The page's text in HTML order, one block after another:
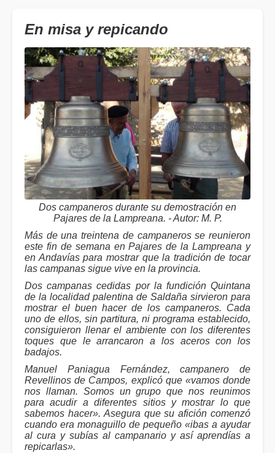
En misa y repicando
Dos campaneros durante su demostración en
Pajares de la Lampreana. - Autor: M. P.
Más de una treintena de campaneros se reunieron
este fin de semana en Pajares de la Lampreana y
en Andavías para mostrar que la tradición de tocar
las campanas sigue vive en la provincia.
Dos campanas cedidas por la fundición Quintana
de la localidad palentina de Saldaña sirvieron para
mostrar el buen hacer de los campaneros. Cada
uno de ellos, sin partitura, ni programa establecido,
consiguieron llenar el ambiente con los diferentes
toques que le arrancaron a los aceros con los
badajos.
Manuel Paniagua Fernández, campanero de
Revellinos de Campos, explicó que «vamos donde
nos llaman. Somos un grupo que nos reunimos
para acudir a diferentes sitios y mostrar lo que
sabemos hacer». Asegura que su afición comenzó
cuando era monaguillo de pequeño «ibas a ayudar
al cura y subías al campanario y así aprendías a
repicarlas».